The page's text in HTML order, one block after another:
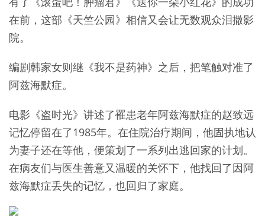
在前，这部《天竺公园》相信又会让无数观众泪撒影
院。
编剧韩家女则继《我不是药神》之后，把笔触对准了
阿兹海默症。
电影《盗时光》讲述了罹患老年阿兹海默症的赵致远
记忆停留在了1985年。在住院治疗期间，他固执地认
为妻子还在等他，便策划了一系列出逃回家的计划。
在病友们与医生善意又温暖的关怀下，他找回了因阿
兹海默症丢失的记忆，也回归了家庭。